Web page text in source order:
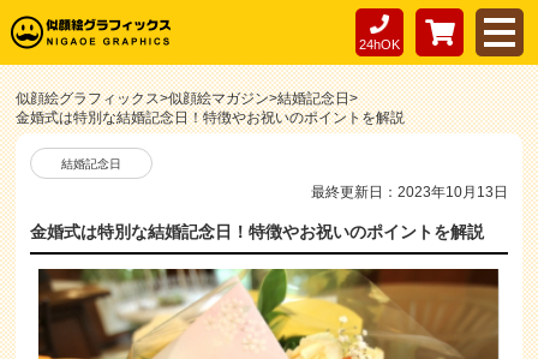
24hOK
似顔絵グラフィックス>似顔絵マガジン>結婚記念日>
金婚式は特別な結婚記念日！特徴やお祝いのポイントを解説
結婚記念日
最終更新日：2023年10月13日
金婚式は特別な結婚記念日！特徴やお祝いのポイントを解説